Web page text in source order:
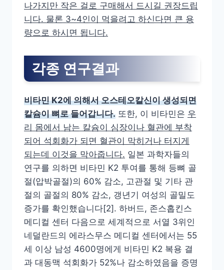
나가지만 작은 걸로 구매해서 드시길 권장드립
니다. 물론 3~4인이 먹을려고 하신다면 큰 용
량으로 하시면 됩니다.
각종 연구결과
비타민 K2에 의해서 오스테오칼신이 생성되면
칼슘이 뼈로 들어갑니다. 또한, 이 비타민은 우
리 몸에서 남는 칼슘이 심장이나 혈관에 부착
되어 석회화가 되면 혈관이 막히거나 터지게
되는데 이것을 막아줍니다. 일본 과학자들의
연구를 의하면 비타민 K2 투여를 통해 등뼈 골
절(압박골절)의 60% 감소, 고관절 및 기타 관
절의 골절의 80% 감소, 갱년기 여성의 골밀도
증가를 확인했습니다[2]. 하버드, 존스홉킨스
메디컬 센터 다음으로 세계적으로 서열 3위인
네덜란드의 에라스무스 메디컬 센터에서는 55
세 이상 남성 4600명에게 비타민 K2 복용 결
과 대동맥 석회화가 52%나 감소하였음을 증명